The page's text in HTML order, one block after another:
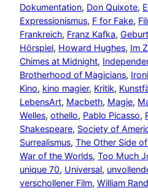
Dokumentation, Don Quixote,
Expressionismus, F for Fake,
Frankreich, Franz Kafka,
Hörspiel, Howard Hughes, Im
Chimes at Midnight,
Brotherhood of Magicians,
Kino, kino magier, Kritik,
LebensArt, Macbeth, Magie,
Welles, othello, Pablo Picasso,
Shakespeare, Society of
Surrealismus, The Other Side
War of the Worlds, Too Much
unique 70, Universal,
verschollener Film, William